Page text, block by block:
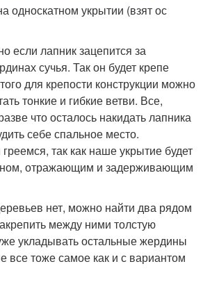
односкатном укрытии (взят ос
если лапник зацепится за
сучья. Так он будет крепе
для крепости конструкции можно
тонкие и гибкие ветви. Все,
что осталось накидать лапника
себе спальное место.
так как наше укрытие будет
отражающим и задерживающим
нет, можно найти два рядом
между ними толстую
укладывать остальные жердины
все тоже самое как и с вариантом